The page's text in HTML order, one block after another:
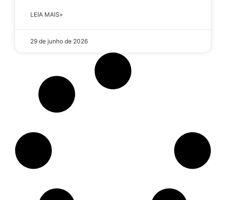
LEIA MAIS»
29 de junho de 2026